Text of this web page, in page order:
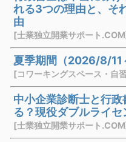
れる3つの理由と、そ
由
[士業独立開業サポート
夏季期間（2026/8/11
[コワーキングスペース・
中小企業診断士と行
る？現役ダブルライ
[士業独立開業サポート